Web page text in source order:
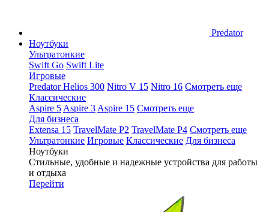
Predator
Ноутбуки
Ультратонкие
Swift Go Swift Lite
Игровые
Predator Helios 300 Nitro V 15 Nitro 16 Смотреть еще
Классические
Aspire 5 Aspire 3 Aspire 15 Смотреть еще
Для бизнеса
Extensa 15 TravelMate P2 TravelMate P4 Смотреть еще
Ультратонкие Игровые Классические Для бизнеса
Ноутбуки
Стильные, удобные и надежные устройства для работы
и отдыха
Перейти